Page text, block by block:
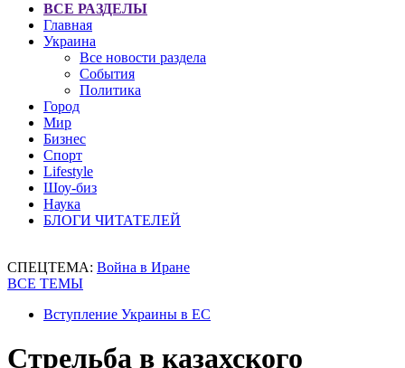
ВСЕ РАЗДЕЛЫ
Главная
Украина
Все новости раздела
События
Политика
Город
Мир
Бизнес
Спорт
Lifestyle
Шоу-биз
Наука
БЛОГИ ЧИТАТЕЛЕЙ
СПЕЦТЕМА: Война в Иране
ВСЕ ТЕМЫ
Вступление Украины в ЕС
Стрельба в казахского